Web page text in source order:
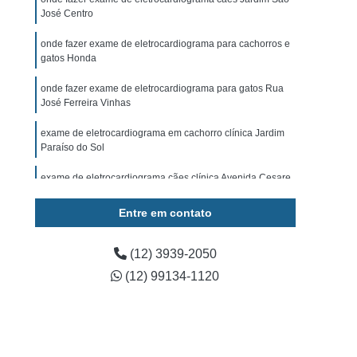
para Cachorro Caçapava
Cachorro São José dos Campos
Exame de Ultrassom para Cachorro
Exame Bioquímico em Cães
Exames Laboratoriais para Animais
Exames Laboratoriais para Cães
Exames Laboratoriais para Pets
Exames Laboratoriais Veterinários Caçapava
Fisioterapia Animal Caçapava
Fisioterapia Canina
José Centro
onde fazer exame de eletrocardiograma para cachorros e
gatos Honda
onde fazer exame de eletrocardiograma para gatos Rua
José Ferreira Vinhas
exame de eletrocardiograma em cachorro clínica Jardim
Paraíso do Sol
exame de eletrocardiograma cães clínica Avenida Cesare
Entre em contato
(12) 3939-2050
(12) 99134-1120